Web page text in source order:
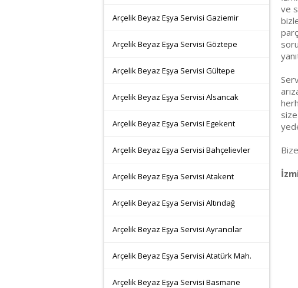
ve
Arçelik Beyaz Eşya Servisi Gaziemir
Arçelik Beyaz Eşya Servisi Göztepe
Arçelik Beyaz Eşya Servisi Gültepe
Arçelik Beyaz Eşya Servisi Alsancak
Arçelik Beyaz Eşya Servisi Egekent
Arçelik Beyaz Eşya Servisi Bahçelievler
Arçelik Beyaz Eşya Servisi Atakent
Arçelik Beyaz Eşya Servisi Altındağ
Arçelik Beyaz Eşya Servisi Ayrancılar
Arçelik Beyaz Eşya Servisi Atatürk Mah.
Arçelik Beyaz Eşya Servisi Basmane